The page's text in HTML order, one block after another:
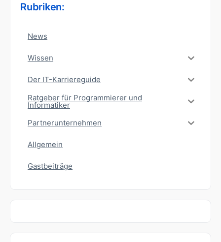
Rubriken:
News
Wissen
Der IT-Karriereguide
Ratgeber für Programmierer und
Informatiker
Partnerunternehmen
Allgemein
Gastbeiträge